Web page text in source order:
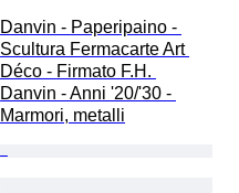
Danvin - Paperipaino -
Scultura Fermacarte Art
Déco - Firmato F.H.
Danvin - Anni '20/'30 -
Marmori, metalli